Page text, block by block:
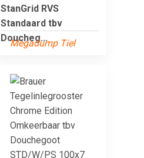
StanGrid RVS
Standaard tbv
Doucheg...
Megadump Tiel